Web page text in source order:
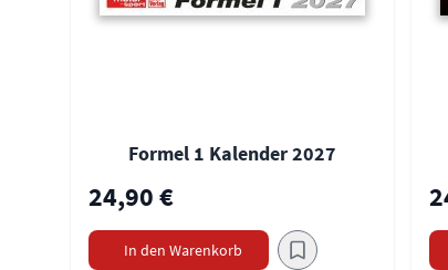
Formel 1 Kalender 2027
24,90 €
In den Warenkorb